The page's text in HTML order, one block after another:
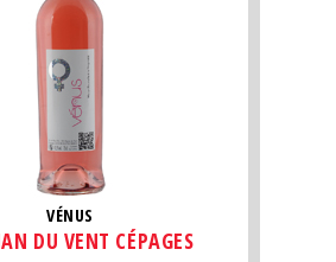
VÉNUS
DU VENT CÉPAGES